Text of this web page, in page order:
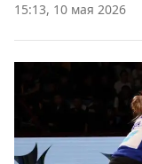
15:13, 10 мая 2026